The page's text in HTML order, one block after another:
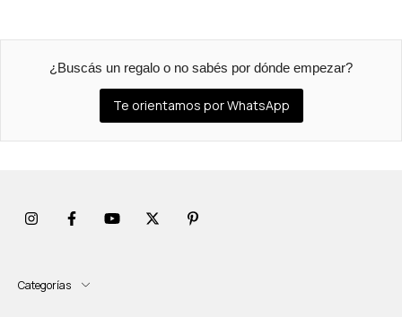
¿Buscás un regalo o no sabés por dónde empezar?
Te orientamos por WhatsApp
Categorías